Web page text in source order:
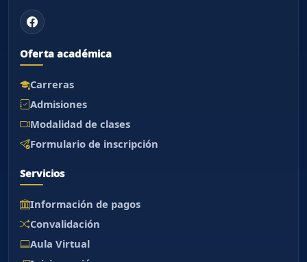
Oferta académica
Carreras
Admisiones
Modalidad de clases
Formulario de inscripción
Servicios
Información de pagos
Convalidación
Aula Virtual
Asistente New Generation
Orientacion institucional
Hola. Puedo orientarte sobre carreras,
admisiones, aranceles, calendario, Portal
Academico, Aula Virtual y contacto